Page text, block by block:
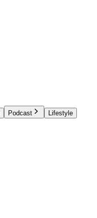
Podcast
Lifestyle